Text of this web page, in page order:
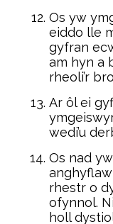
Os yw
eiddo lle
gyfran
am hyn a
rheoli’r
Ar ôl ei
wedi’u
Os nad
rhestr o
ofynnol.
holl